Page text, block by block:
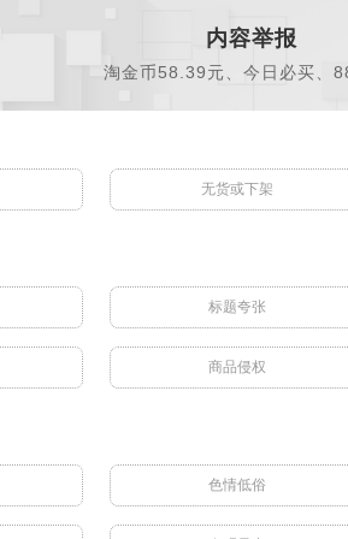
内容举报
淘金币58.39元、今日必买、
无货或下架
标题夸张
商品侵权
色情低俗